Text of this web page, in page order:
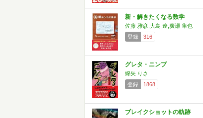
新・解きたくなる数学
佐藤 雅彦,大島 遼,廣瀬 隼也
登録
316
グレタ・ニンプ
綿矢 りさ
登録
1868
ブレイクショットの軌跡